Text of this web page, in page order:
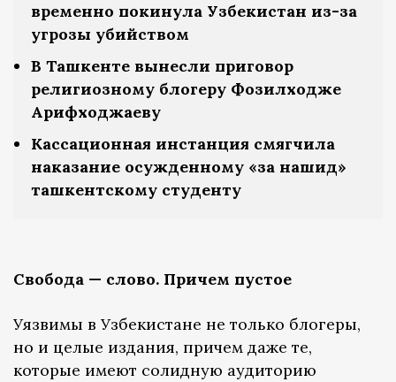
временно покинула Узбекистан из-за
угрозы убийством
В Ташкенте вынесли приговор
религиозному блогеру Фозилходже
Арифходжаеву
Кассационная инстанция смягчила
наказание осужденному «за нашид»
ташкентскому студенту
Свобода — слово. Причем пустое
Уязвимы в Узбекистане не только блогеры,
но и целые издания, причем даже те,
которые имеют солидную аудиторию